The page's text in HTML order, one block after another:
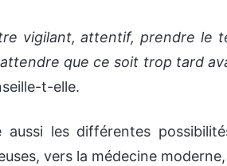
vigilant, attentif, prendre le
que ce soit trop tard
t-elle.
les différentes
vers la médecine